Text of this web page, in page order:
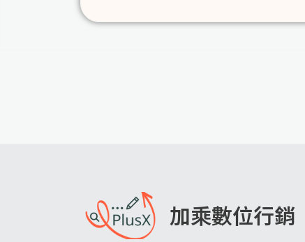
加乘數位行銷